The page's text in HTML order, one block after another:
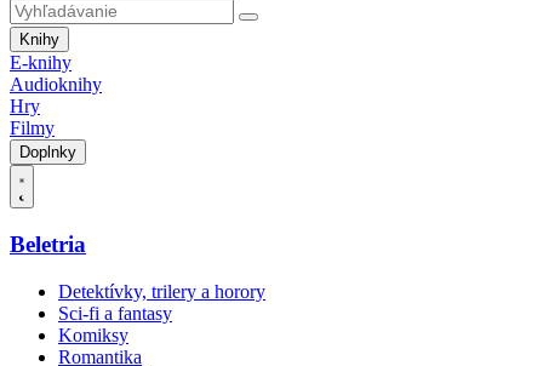
Knihy
E-knihy
Audioknihy
Hry
Filmy
Doplnky
Beletria
Detektívky, trilery a horory
Sci-fi a fantasy
Komiksy
Romantika